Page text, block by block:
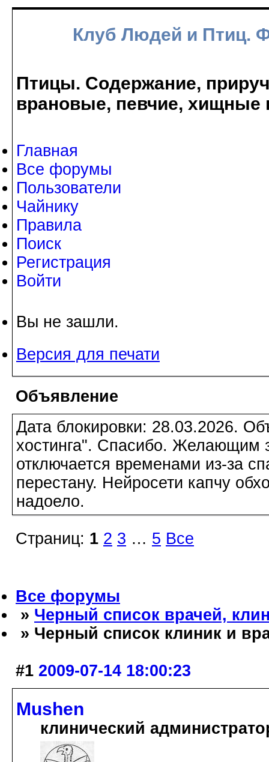
Клуб Людей и Птиц.
Птицы. Содержание,
врановые, певчие, хищные
Главная
Все форумы
Пользователи
Чайнику
Правила
Поиск
Регистрация
Войти
Вы не зашли.
Версия для печати
Объявление
Дата блокировки: 28.03.2026.
хостинга". Спасибо. Желающим
отключается временами из-за
перестану. Нейросети капчу
надоело.
Страниц: 1 2 3 … 5 Все
Все форумы
» Черный список врачей,
» Черный список клиник и
#1 2009-07-14 18:00:23
Mushen
клинический